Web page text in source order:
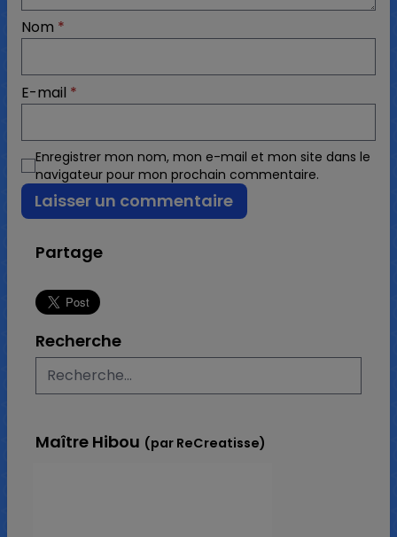
Nom *
E-mail *
Enregistrer mon nom, mon e-mail et mon site dans le
navigateur pour mon prochain commentaire.
Partage
Recherche
Maître Hibou (par ReCreatisse)